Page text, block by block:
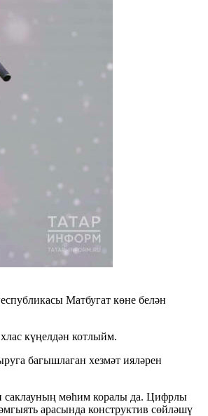
Матбугат көне белән
күңелдән котлыйм.
багышлаган хезмәт ияләрен
саклауның мөһим коралы да. Цифрлы
арасында конструктив сөйләшү